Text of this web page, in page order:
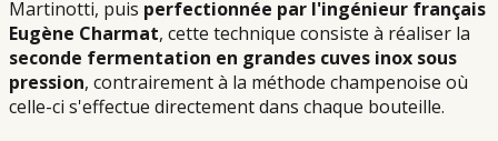
Martinotti, puis perfectionnée par l'ingénieur français
Eugène Charmat, cette technique consiste à réaliser la
seconde fermentation en grandes cuves inox sous
pression, contrairement à la méthode champenoise où
celle-ci s'effectue directement dans chaque bouteille.